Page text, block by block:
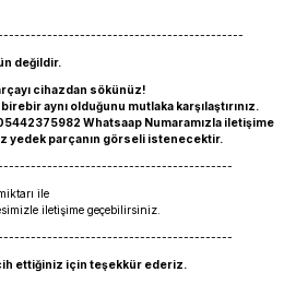
değildir.
cihazdan sökünüz!
aynı olduğunu mutlaka karşılaştırınız.
Whatsaap Numaramızla iletişime
yedek parçanın görseli istenecektir.
ile
iletişime geçebilirsiniz.
ettiğiniz için teşekkür ederiz.